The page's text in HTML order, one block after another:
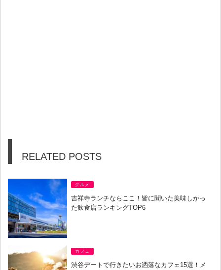
RELATED POSTS
グルメ
吉祥寺ランチならここ！皆に聞いた美味しかっ
た飲食店ランキングTOP6
カフェ
渋谷デートで行きたいお洒落なカフェ15選！メ